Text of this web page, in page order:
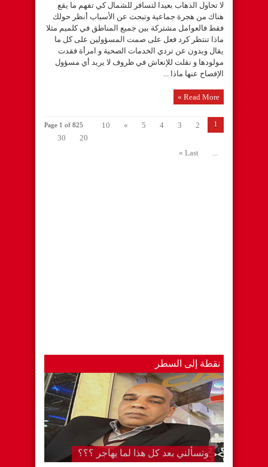
لا تحاول الذهاب بعيدا لتسافر للشمال كي تفهم ما يقع
هناك من هجرة جماعية وتبحث عن الأسباب أنظر حولك
فقط فالعوامل مشتركة بين جميع المناطق في كلميم مثلا
ماذا تنتظر كرد فعل على صمت المسؤولين على كل ما
يقال ويدون عن تردي الخدمات الصحية و امرأة فقدت
مولودها و نقلت للإنعاش في ظروف لا يريد أي مسؤول
الإفصاح عنها ماذا ...
Read More »
Page 1 of 825 1
2
3
4
5
»
10
20
30
...
Last »
نقطة إلى السطر
وتسألني بعد كل هذا لما يهاجر ؟؟؟